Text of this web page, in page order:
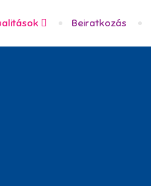
Beiratkozás